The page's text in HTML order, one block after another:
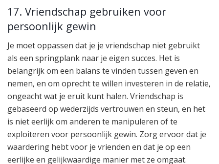
17. Vriendschap gebruiken voor
persoonlijk gewin
Je moet oppassen dat je je vriendschap niet gebruikt
als een springplank naar je eigen succes. Het is
belangrijk om een balans te vinden tussen geven en
nemen, en om oprecht te willen investeren in de relatie,
ongeacht wat je eruit kunt halen. Vriendschap is
gebaseerd op wederzijds vertrouwen en steun, en het
is niet eerlijk om anderen te manipuleren of te
exploiteren voor persoonlijk gewin. Zorg ervoor dat je
waardering hebt voor je vrienden en dat je op een
eerlijke en gelijkwaardige manier met ze omgaat.